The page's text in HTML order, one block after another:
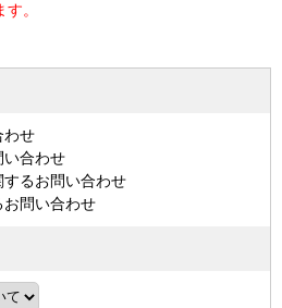
。
わせ
い合わせ
るお問い合わせ
お問い合わせ